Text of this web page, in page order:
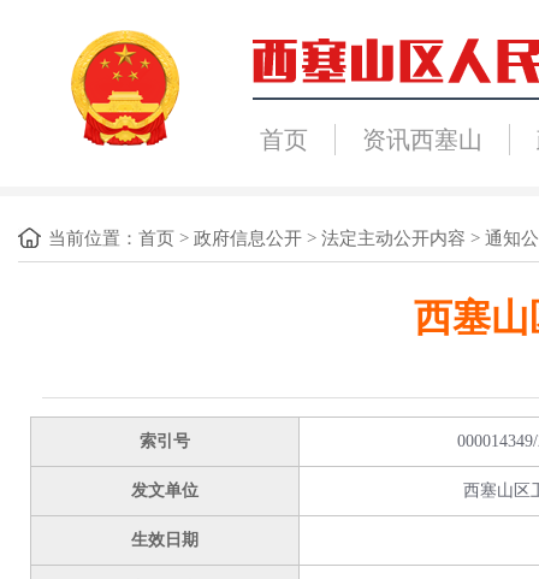
首页 资讯西塞山
当前位置： 首页 > 政府信息公开 > 法定主动公开内容 > 通知
西塞山
索引号
发文单位 西塞山区
生效日期